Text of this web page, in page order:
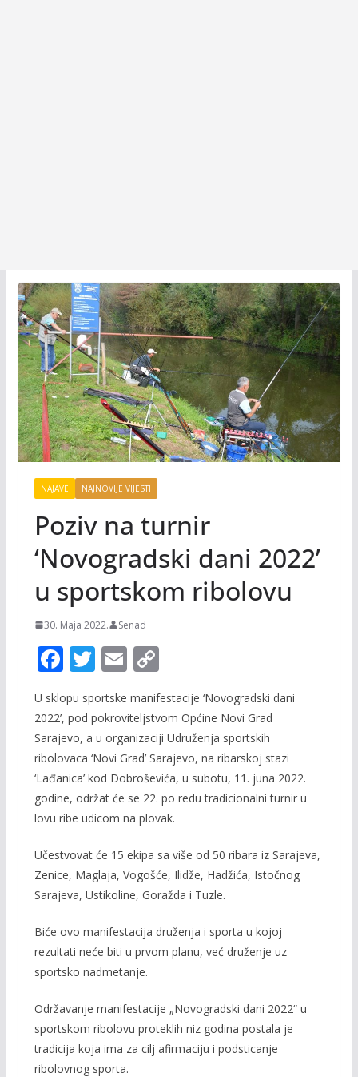
NAJAVE NAJNOVIJE VIJESTI
Poziv na turnir
‘Novogradski dani 2022’
u sportskom ribolovu
30. Maja 2022. Senad
F
e
b
o
o
k
T
itt
er
E
ai
l
C
o
p
y
Li
n
k
U sklopu sportske manifestacije ‘Novogradski dani
2022’, pod pokroviteljstvom Općine Novi Grad
Sarajevo, a u organizaciji Udruženja sportskih
ribolovaca ‘Novi Grad’ Sarajevo, na ribarskoj stazi
‘Lađanica’ kod Dobroševića, u subotu, 11. juna 2022.
godine, održat će se 22. po redu tradicionalni turnir u
lovu ribe udicom na plovak.
Učestvovat će 15 ekipa sa više od 50 ribara iz Sarajeva,
Zenice, Maglaja, Vogošće, Ilidže, Hadžića, Istočnog
Sarajeva, Ustikoline, Goražda i Tuzle.
Biće ovo manifestacija druženja i sporta u kojoj
rezultati neće biti u prvom planu, već druženje uz
sportsko nadmetanje.
Održavanje manifestacije „Novogradski dani 2022“ u
sportskom ribolovu proteklih niz godina postala je
tradicija koja ima za cilj afirmaciju i podsticanje
ribolovnog sporta.